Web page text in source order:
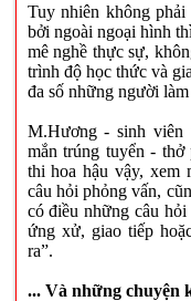
Tuy nhiên không
bởi ngoài ngoại hình
mê nghề thực sự,
trình độ học thức và
đa số những người
M.Hương - sinh
mắn trúng tuyển - thở
thi hoa hậu vậy, xem
câu hỏi phỏng vấn,
có điều những câu
ứng xử, giao tiếp
ra”.
... Và những chuyện